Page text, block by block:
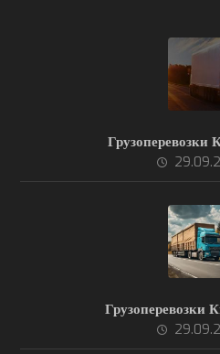
Грузоперевозки
Грузоперевозки